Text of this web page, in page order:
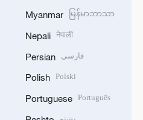
Myanmar မြန်မာဘာသာ
Nepali नेपाली
Persian فارسی
Polish Polski
Portuguese Português